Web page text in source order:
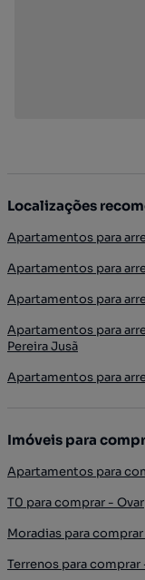
Localizações
Apartamentos para
Apartamentos para
Apartamentos para
Apartamentos para
Pereira Jusã
Apartamentos para
Imóveis para
Apartamentos para
T0 para comprar - Ovar
Moradias para
Terrenos para comprar